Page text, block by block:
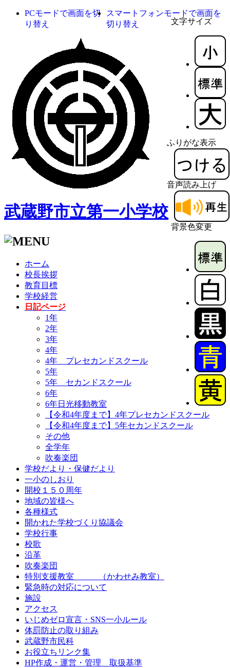
文字サイズ
ふりがな表示
音声読み上げ
背景色変更
PCモードで画面を切
り替え
スマートフォンモードで画面を
切り替え
武蔵野市立第一小学校
ホーム
校長挨拶
教育目標
学校経営
日記ページ
1年
2年
3年
4年
4年 プレセカンドスクール
5年
5年 セカンドスクール
6年
6年日光移動教室
【令和4年度まで】4年プレセカンドスクール
【令和4年度まで】5年セカンドスクール
その他
全学年
吹奏楽団
学校だより・保健だより
一小のしおり
開校１５０周年
地域の皆様へ
各種様式
開かれた学校づくり協議会
学校行事
校歌
沿革
吹奏楽団
特別支援教室 （かわせみ教室）
緊急時の対応について
施設
アクセス
いじめゼロ宣言・SNS一小ルール
体罰防止の取り組み
武蔵野市民科
お役立ちリンク集
HP作成・運営・管理 取扱基準